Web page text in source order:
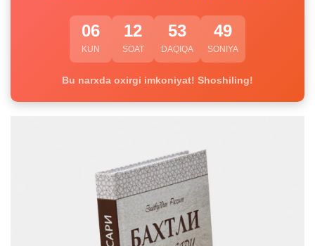
06
KUN
12
SOAT
53
DAQIQA
48
SONIYA
Bu narxda oxirgi imkoniyat! Shoshiling!